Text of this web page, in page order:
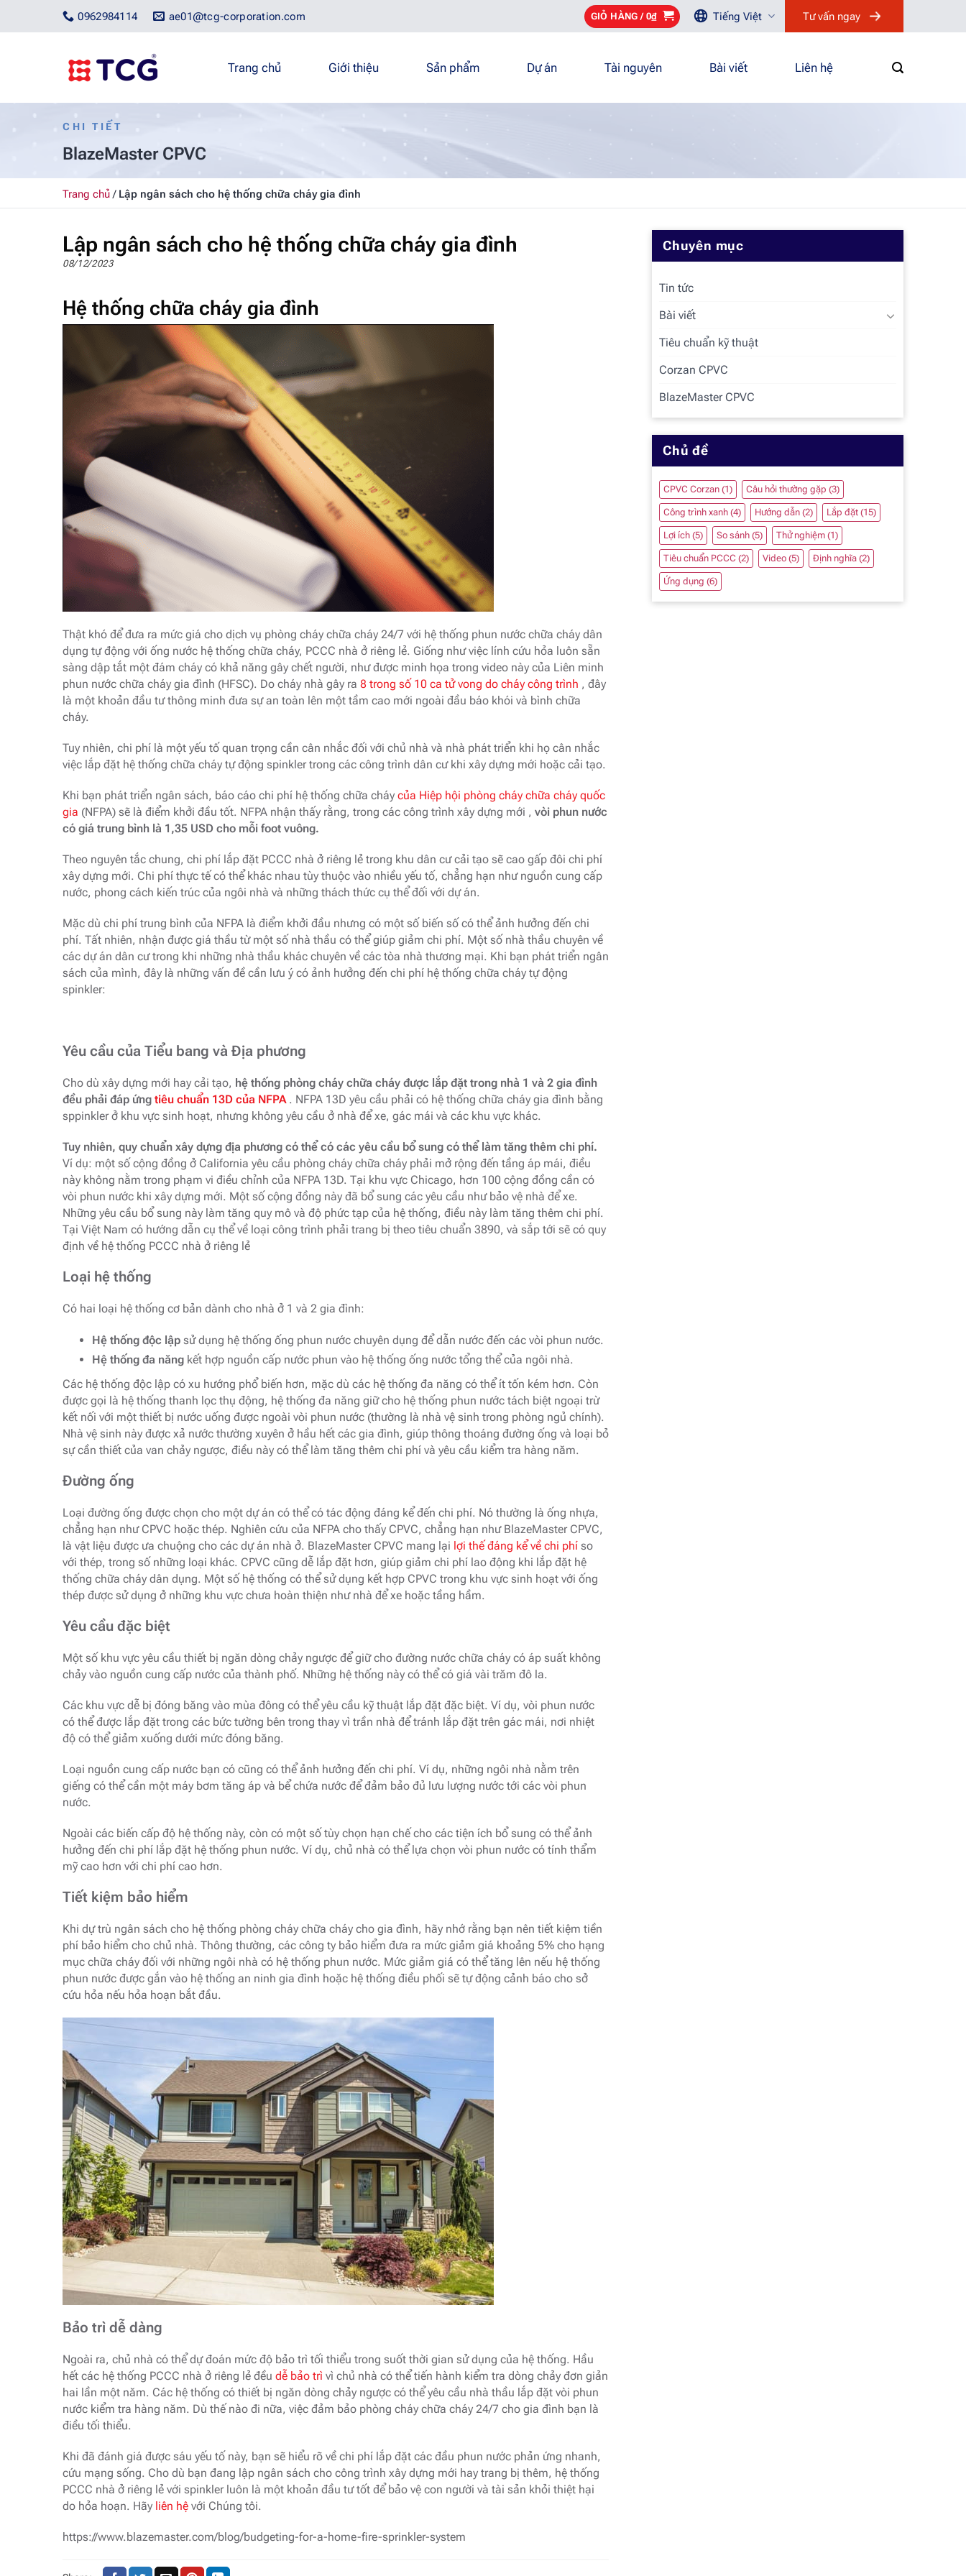
ae01@tcg-corporation.com
0962984114 GIỎ HÀNG / 0₫ Tiếng Việt Tư vấn ngay
Trang chủ Giới thiệu Sản phẩm Dự án Tài nguyên Bài viết Liên hệ
CHI TIẾT
BlazeMaster CPVC
Trang chủ/ Lập ngân sách cho hệ thống chữa cháy gia đình
Lập ngân sách cho hệ thống chữa cháy gia đình
08/12/2023
Hệ thống chữa cháy gia đình
Thật khó để đưa ra mức giá cho dịch vụ phòng cháy chữa cháy 24/7 với hệ thống phun nước chữa cháy dân
dụng tự động với ống nước hệ thống chữa cháy, PCCC nhà ở riêng lẻ. Giống như việc lính cứu hỏa luôn sẵn
sàng dập tắt một đám cháy có khả năng gây chết người, như được minh họa trong video này của Liên minh
phun nước chữa cháy gia đình (HFSC). Do cháy nhà gây ra 8 trong số 10 ca tử vong do cháy công trình , đây
là một khoản đầu tư thông minh đưa sự an toàn lên một tầm cao mới ngoài đầu báo khói và bình chữa
cháy.
Tuy nhiên, chi phí là một yếu tố quan trọng cần cân nhắc đối với chủ nhà và nhà phát triển khi họ cân nhắc
việc lắp đặt hệ thống chữa cháy tự động spinkler trong các công trình dân cư khi xây dựng mới hoặc cải tạo.
Khi bạn phát triển ngân sách, báo cáo chi phí hệ thống chữa cháy của Hiệp hội phòng cháy chữa cháy quốc
gia (NFPA) sẽ là điểm khởi đầu tốt. NFPA nhận thấy rằng, trong các công trình xây dựng mới , vòi phun nước
có giá trung bình là 1,35 USD cho mỗi foot vuông.
Theo nguyên tắc chung, chi phí lắp đặt PCCC nhà ở riêng lẻ trong khu dân cư cải tạo sẽ cao gấp đôi chi phí
xây dựng mới. Chi phí thực tế có thể khác nhau tùy thuộc vào nhiều yếu tố, chẳng hạn như nguồn cung cấp
nước, phong cách kiến ​​trúc của ngôi nhà và những thách thức cụ thể đối với dự án.
Mặc dù chi phí trung bình của NFPA là điểm khởi đầu nhưng có một số biến số có thể ảnh hưởng đến chi
phí. Tất nhiên, nhận được giá thầu từ một số nhà thầu có thể giúp giảm chi phí. Một số nhà thầu chuyên về
các dự án dân cư trong khi những nhà thầu khác chuyên về các tòa nhà thương mại. Khi bạn phát triển ngân
sách của mình, đây là những vấn đề cần lưu ý có ảnh hưởng đến chi phí hệ thống chữa cháy tự động
spinkler:
Yêu cầu của Tiểu bang và Địa phương
Cho dù xây dựng mới hay cải tạo, hệ thống phòng cháy chữa cháy được lắp đặt trong nhà 1 và 2 gia đình
đều phải đáp ứng tiêu chuẩn 13D của NFPA. NFPA 13D yêu cầu phải có hệ thống chữa cháy gia đình bằng
sppinkler ở khu vực sinh hoạt, nhưng không yêu cầu ở nhà để xe, gác mái và các khu vực khác.
Tuy nhiên, quy chuẩn xây dựng địa phương có thể có các yêu cầu bổ sung có thể làm tăng thêm chi phí.
Ví dụ: một số cộng đồng ở California yêu cầu phòng cháy chữa cháy phải mở rộng đến tầng áp mái, điều
này không nằm trong phạm vi điều chỉnh của NFPA 13D. Tại khu vực Chicago, hơn 100 cộng đồng cần có
vòi phun nước khi xây dựng mới. Một số cộng đồng này đã bổ sung các yêu cầu như bảo vệ nhà để xe.
Những yêu cầu bổ sung này làm tăng quy mô và độ phức tạp của hệ thống, điều này làm tăng thêm chi phí.
Tại Việt Nam có hướng dẫn cụ thể về loại công trình phải trang bị theo tiêu chuẩn 3890, và sắp tới sẽ có quy
định về hệ thống PCCC nhà ở riêng lẻ
Loại hệ thống
Có hai loại hệ thống cơ bản dành cho nhà ở 1 và 2 gia đình:
Hệ thống độc lậpsử dụng hệ thống ống phun nước chuyên dụng để dẫn nước đến các vòi phun nước.
Hệ thống đa năngkết hợp nguồn cấp nước phun vào hệ thống ống nước tổng thể của ngôi nhà.
Các hệ thống độc lập có xu hướng phổ biến hơn, mặc dù các hệ thống đa năng có thể ít tốn kém hơn. Còn
được gọi là hệ thống thanh lọc thụ động, hệ thống đa năng giữ cho hệ thống phun nước tách biệt ngoại trừ
kết nối với một thiết bị nước uống được ngoài vòi phun nước (thường là nhà vệ sinh trong phòng ngủ chính).
Nhà vệ sinh này được xả nước thường xuyên ở hầu hết các gia đình, giúp thông thoáng đường ống và loại bỏ
sự cần thiết của van chảy ngược, điều này có thể làm tăng thêm chi phí và yêu cầu kiểm tra hàng năm.
Đường ống
Loại đường ống được chọn cho một dự án có thể có tác động đáng kể đến chi phí. Nó thường là ống nhựa,
chẳng hạn như CPVC hoặc thép. Nghiên cứu của NFPA cho thấy CPVC, chẳng hạn như BlazeMaster CPVC,
là vật liệu được ưa chuộng cho các dự án nhà ở. BlazeMaster CPVC mang lại lợi thế đáng kể về chi phí so
với thép, trong số những loại khác. CPVC cũng dễ lắp đặt hơn, giúp giảm chi phí lao động khi lắp đặt hệ
thống chữa cháy dân dụng. Một số hệ thống có thể sử dụng kết hợp CPVC trong khu vực sinh hoạt với ống
thép được sử dụng ở những khu vực chưa hoàn thiện như nhà để xe hoặc tầng hầm.
Yêu cầu đặc biệt
Một số khu vực yêu cầu thiết bị ngăn dòng chảy ngược để giữ cho đường nước chữa cháy có áp suất không
chảy vào nguồn cung cấp nước của thành phố. Những hệ thống này có thể có giá vài trăm đô la.
Các khu vực dễ bị đóng băng vào mùa đông có thể yêu cầu kỹ thuật lắp đặt đặc biệt. Ví dụ, vòi phun nước
có thể được lắp đặt trong các bức tường bên trong thay vì trần nhà để tránh lắp đặt trên gác mái, nơi nhiệt
độ có thể giảm xuống dưới mức đóng băng.
Loại nguồn cung cấp nước bạn có cũng có thể ảnh hưởng đến chi phí. Ví dụ, những ngôi nhà nằm trên
giếng có thể cần một máy bơm tăng áp và bể chứa nước để đảm bảo đủ lưu lượng nước tới các vòi phun
nước.
Ngoài các biến cấp độ hệ thống này, còn có một số tùy chọn hạn chế cho các tiện ích bổ sung có thể ảnh
hưởng đến chi phí lắp đặt hệ thống phun nước. Ví dụ, chủ nhà có thể lựa chọn vòi phun nước có tính thẩm
mỹ cao hơn với chi phí cao hơn.
Tiết kiệm bảo hiểm
Khi dự trù ngân sách cho hệ thống phòng cháy chữa cháy cho gia đình, hãy nhớ rằng bạn nên tiết kiệm tiền
phí bảo hiểm cho chủ nhà. Thông thường, các công ty bảo hiểm đưa ra mức giảm giá khoảng 5% cho hạng
mục chữa cháy đối với những ngôi nhà có hệ thống phun nước. Mức giảm giá có thể tăng lên nếu hệ thống
phun nước được gắn vào hệ thống an ninh gia đình hoặc hệ thống điều phối sẽ tự động cảnh báo cho sở
cứu hỏa nếu hỏa hoạn bắt đầu.
Bảo trì dễ dàng
Ngoài ra, chủ nhà có thể dự đoán mức độ bảo trì tối thiểu trong suốt thời gian sử dụng của hệ thống. Hầu
hết các hệ thống PCCC nhà ở riêng lẻ đều dễ bảo trì vì chủ nhà có thể tiến hành kiểm tra dòng chảy đơn giản
hai lần một năm. Các hệ thống có thiết bị ngăn dòng chảy ngược có thể yêu cầu nhà thầu lắp đặt vòi phun
nước kiểm tra hàng năm. Dù thế nào đi nữa, việc đảm bảo phòng cháy chữa cháy 24/7 cho gia đình bạn là
điều tối thiểu.
Khi đã đánh giá được sáu yếu tố này, bạn sẽ hiểu rõ về chi phí lắp đặt các đầu phun nước phản ứng nhanh,
cứu mạng sống. Cho dù bạn đang lập ngân sách cho công trình xây dựng mới hay trang bị thêm, hệ thống
PCCC nhà ở riêng lẻ với spinkler luôn là một khoản đầu tư tốt để bảo vệ con người và tài sản khỏi thiệt hại
do hỏa hoạn. Hãy liên hệ với Chúng tôi.
https://www.blazemaster.com/blog/budgeting-for-a-home-fire-sprinkler-system
Chuyên mục
Tin tức
Bài viết
Tiêu chuẩn kỹ thuật
Corzan CPVC
BlazeMaster CPVC
Chủ đề
CPVC Corzan (1) Câu hỏi thường gặp (3)
Công trình xanh (4) Hướng dẫn (2) Lắp đặt (15)
Lợi ích (5) So sánh (5) Thử nghiệm (1)
Tiêu chuẩn PCCC (2) Video (5) Định nghĩa (2)
Ứng dụng (6)